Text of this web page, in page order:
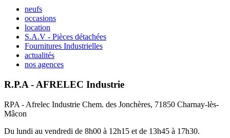
neufs
occasions
location
S.A.V - Pièces détachées
Fournitures Industrielles
actualités
nos agences
R.P.A - AFRELEC Industrie
RPA - Afrelec Industrie Chem. des Jonchères, 71850 Charnay-lès-
Mâcon
Du lundi au vendredi de 8h00 à 12h15 et de 13h45 à 17h30.